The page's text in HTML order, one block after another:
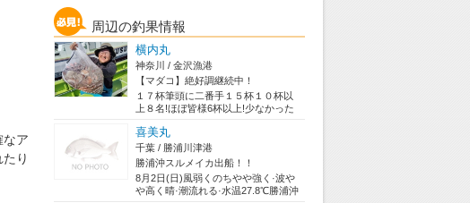
なア
り
周辺の釣果情報
横内丸
神奈川 / 金沢漁港
【マダコ】絶好調継続中！
１７杯筆頭に二番手１５杯１０杯以
上８名!ほぼ皆様6杯以上!少なかった
ポイント...
喜美丸
千葉 / 勝浦川津港
勝浦沖スルメイカ出船！！
8月2日(日)風弱くのちやや強く·波や
や高く晴·潮流れる·水温27.8℃勝浦沖